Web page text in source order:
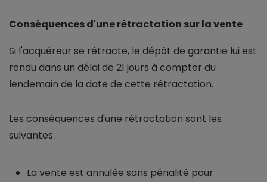
Conséquences d'une rétractation sur la vente
Si l'acquéreur se rétracte, le dépôt de garantie lui est
rendu dans un délai de 21 jours à compter du
lendemain de la date de cette rétractation.
Les conséquences d'une rétractation sont les
suivantes :
La vente est annulée sans pénalité pour